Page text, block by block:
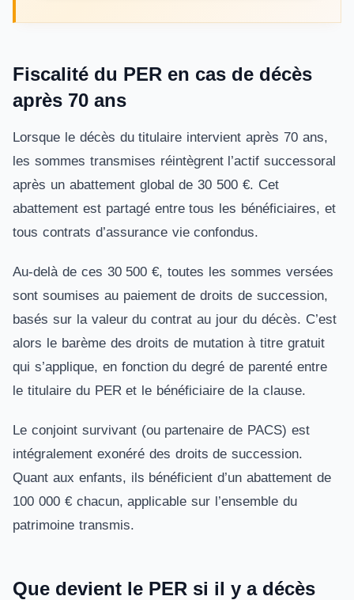
Fiscalité du PER en cas de décès
après 70 ans
Lorsque le décès du titulaire intervient après 70 ans,
les sommes transmises réintègrent l’actif successoral
après un abattement global de 30 500 €. Cet
abattement est partagé entre tous les bénéficiaires, et
tous contrats d’assurance vie confondus.
Au-delà de ces 30 500 €, toutes les sommes versées
sont soumises au paiement de droits de succession,
basés sur la valeur du contrat au jour du décès. C’est
alors le barème des droits de mutation à titre gratuit
qui s’applique, en fonction du degré de parenté entre
le titulaire du PER et le bénéficiaire de la clause.
Le conjoint survivant (ou partenaire de PACS) est
intégralement exonéré des droits de succession.
Quant aux enfants, ils bénéficient d’un abattement de
100 000 € chacun, applicable sur l’ensemble du
patrimoine transmis.
Que devient le PER si il y a décès